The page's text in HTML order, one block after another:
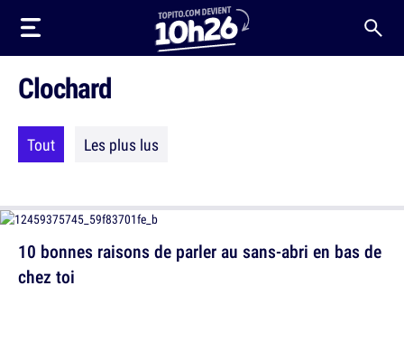
Clochard
Tout Les plus lus
10 bonnes raisons de parler au sans-abri en bas de
chez toi